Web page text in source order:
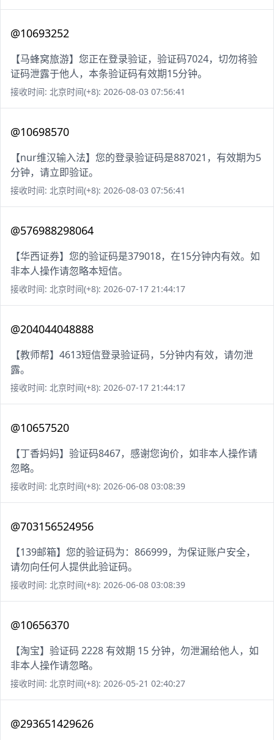
@10693252
【马蜂窝旅游】您正在登录验证，验证码7024，切勿将验
证码泄露于他人，本条验证码有效期15分钟。
接收时间: 北京时间(+8): 2026-08-03 07:56:41
@10698570
【nur维汉输入法】您的登录验证码是887021，有效期为5
分钟，请立即验证。
接收时间: 北京时间(+8): 2026-08-03 07:56:41
@576988298064
【华西证券】您的验证码是379018，在15分钟内有效。如
非本人操作请忽略本短信。
接收时间: 北京时间(+8): 2026-07-17 21:44:17
@204044048888
【教师帮】4613短信登录验证码，5分钟内有效，请勿泄
露。
接收时间: 北京时间(+8): 2026-07-17 21:44:17
@10657520
【丁香妈妈】验证码8467，感谢您询价，如非本人操作请
忽略。
接收时间: 北京时间(+8): 2026-06-08 03:08:39
@703156524956
【139邮箱】您的验证码为：866999，为保证账户安全，
请勿向任何人提供此验证码。
接收时间: 北京时间(+8): 2026-06-08 03:08:39
@10656370
【淘宝】验证码 2228 有效期 15 分钟，勿泄漏给他人，如
非本人操作请忽略。
接收时间: 北京时间(+8): 2026-05-21 02:40:27
@293651429626